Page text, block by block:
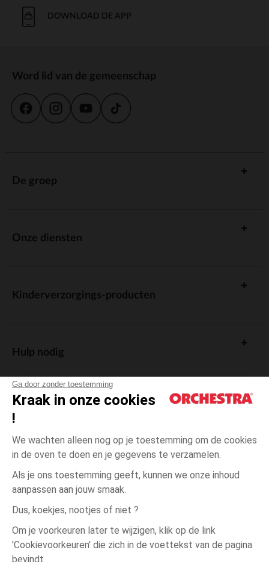
Ga door zonder toestemming
Kraak in onze cookies
!
We wachten alleen nog op je toestemming om de cookies
in de oven te doen en je gegevens te verzamelen.
Als je ons toestemming geeft, kunnen we onze inhoud
aanpassen aan jouw smaak.
Dus, koekjes, nootjes of niet ?
Om je voorkeuren later te wijzigen, klik op de link
'Cookievoorkeuren' die zich in de voettekst van de pagina
bevindt.
Ecru Ecru
3
DOWNLOAD DE APP
Word lid van de gemeenschap
De groep
Onze diensten
Kinderverzorgings-producten
Hulp nodig
Algemene verkoopsvoorwaarden
Wettelijke bepalingen
Persoonsgegevens